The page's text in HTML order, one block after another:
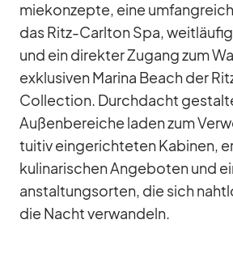
mie­kon­zepte, eine
das Ritz-Carl­ton Spa,
und ein di­rek­ter Zu­gang zum
ex­klu­si­ven Ma­rina Beach der
Coll­ec­tion. Durch­dacht
Au­ßen­be­rei­che la­den zum
tui­tiv ein­ge­rich­te­ten Ka­bi­nen,
ku­li­na­ri­schen An­ge­bo­ten und
an­stal­tungs­or­ten, die sich
die Nacht ver­wan­deln.